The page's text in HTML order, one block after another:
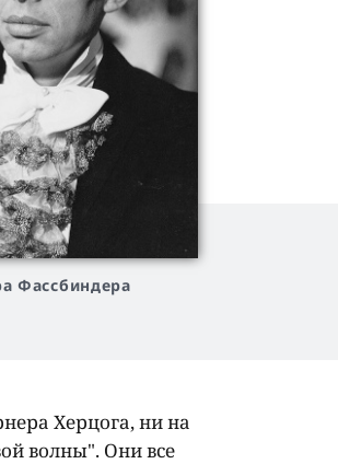
Фассбиндера
Херцога, ни на
волны". Они все